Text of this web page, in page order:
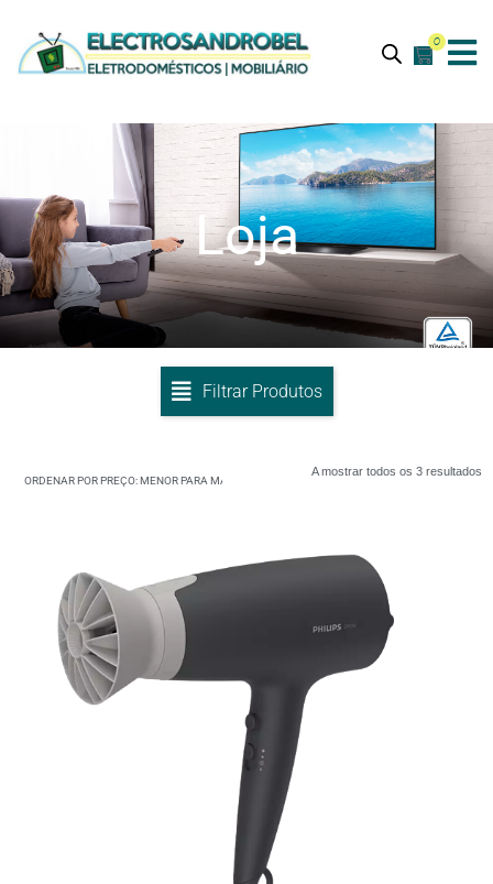
0
Loja
Filtrar Produtos
A mostrar todos os 3 resultados